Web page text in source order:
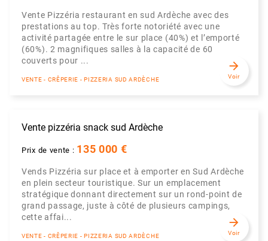
Vente Pizzéria restaurant en sud Ardèche avec des
prestations au top. Très forte notoriété avec une
activité partagée entre le sur place (40%) et l’emporté
(60%). 2 magnifiques salles à la capacité de 60
couverts pour ...
VENTE - CRÊPERIE - PIZZERIA SUD ARDÈCHE
arrow_forward
Voir
Vente pizzéria snack sud Ardèche
Prix de vente : 135 000 €
Vends Pizzéria sur place et à emporter en Sud Ardèche
en plein secteur touristique. Sur un emplacement
stratégique donnant directement sur un rond-point de
grand passage, juste à côté de plusieurs campings,
cette affai...
VENTE - CRÊPERIE - PIZZERIA SUD ARDÈCHE
arrow_forward
Voir